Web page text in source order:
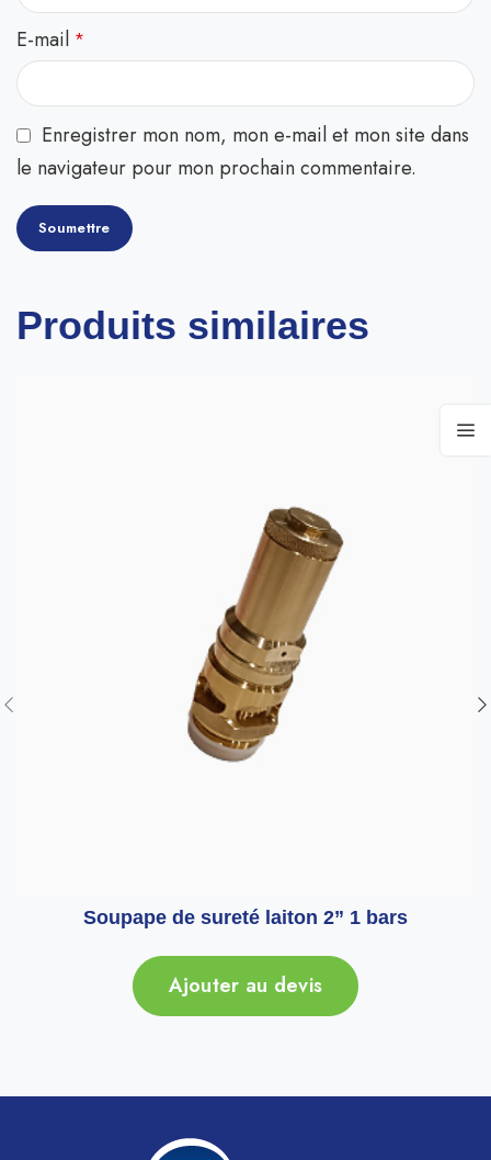
E-mail *
Enregistrer mon nom, mon e-mail et mon site dans
le navigateur pour mon prochain commentaire.
Produits similaires
Soupape de sureté laiton 2” 1 bars
Ajouter au devis